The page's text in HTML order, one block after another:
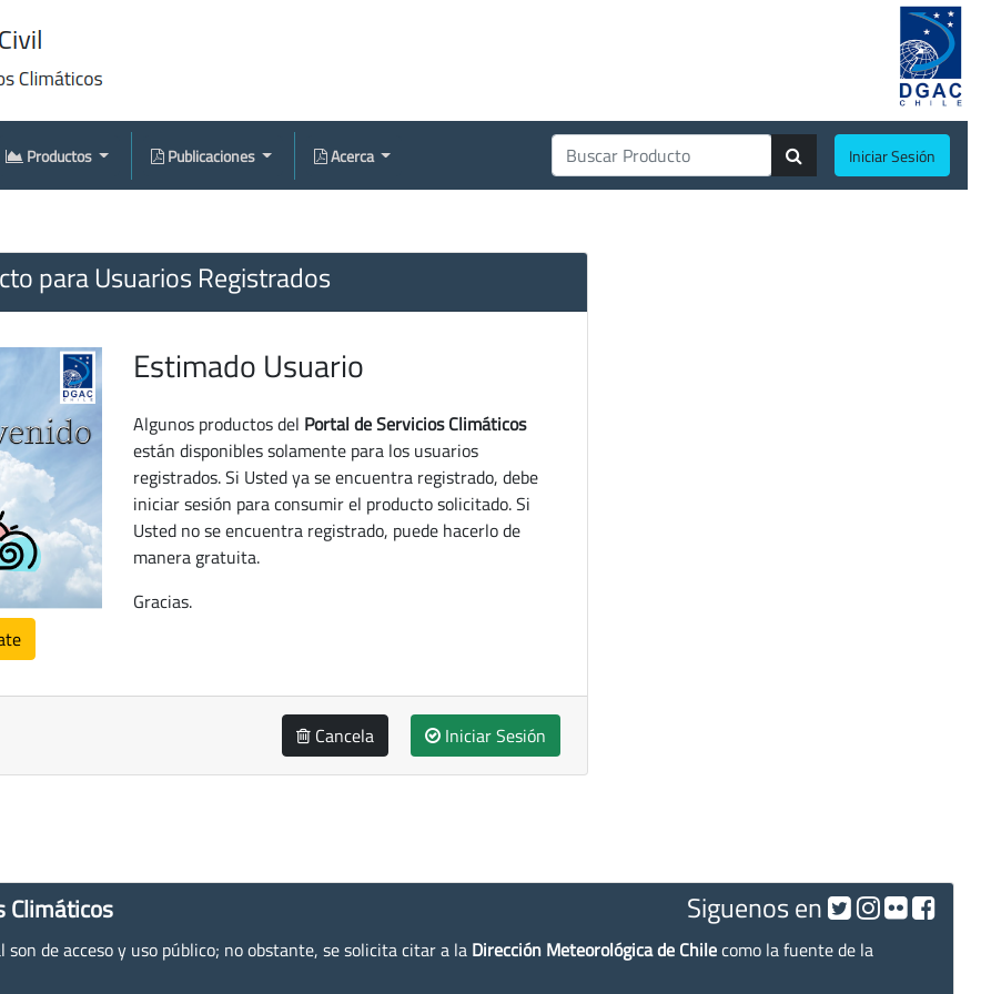
Productos Publicaciones Acerca Iniciar Sesión
para Usuarios Registrados
Estimado Usuario
Algunos productos del Portal de Servicios Climáticos
están disponibles solamente para los usuarios
registrados. Si Usted ya se encuentra registrado, debe
iniciar sesión para consumir el producto solicitado. Si
Usted no se encuentra registrado, puede hacerlo de
manera gratuita.
Gracias.
Cancela Iniciar Sesión
Climáticos Siguenos en
de acceso y uso público; no obstante, se solicita citar a la Dirección Meteorológica de Chilecomo la fuente de la